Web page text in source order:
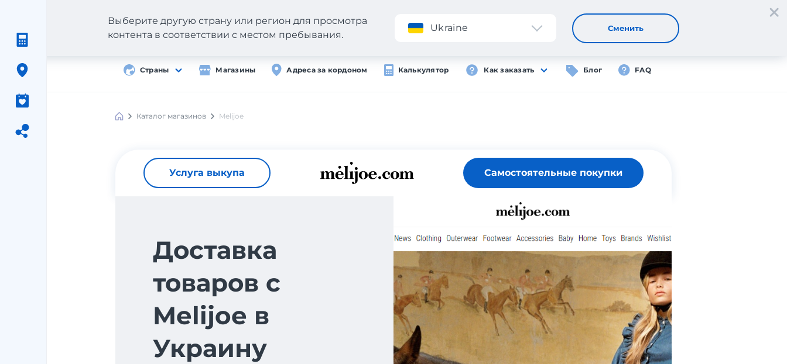
Приложение Регистрация Вход
Страны Магазины Адреса за кордоном Калькулятор Как заказать Блог FAQ
Выберите другую страну или регион для просмотра
контента в соответствии с местом пребывания.
Ukraine Сменить
Каталог магазинов Melijoe
Услуга выкупа Самостоятельные покупки
Доставка
товаров с
Melijoe в
Украину